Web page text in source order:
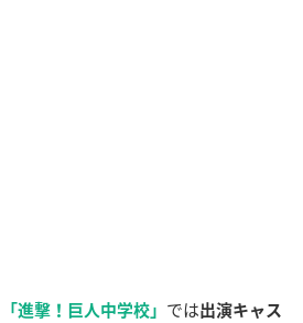
「進撃！巨人中学校」 では出演キャス